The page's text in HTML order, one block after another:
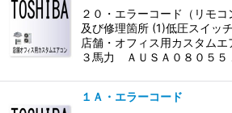
２０・エラーコード（リモ
及び修理箇所 (1)低圧スイッ
店舗・オフィス用カスタム
３馬力 ＡＵＳＡ０８０５
１Ａ・エラーコード